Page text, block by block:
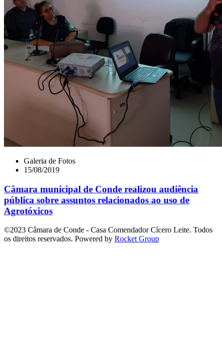
Galeria de Fotos
15/08/2019
Câmara municipal de Conde realizou audiência
pública sobre assuntos relacionados ao uso de
Agrotóxicos
©2023 Câmara de Conde - Casa Comendador Cícero Leite. Todos
os direitos reservados. Powered by Rocket Group